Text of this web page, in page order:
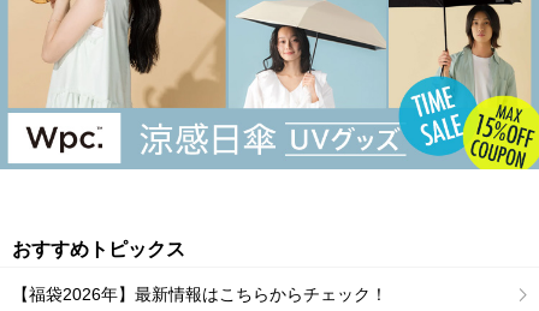
おすすめトピックス
【福袋2026年】最新情報はこちらからチェック！